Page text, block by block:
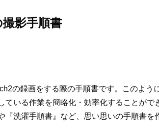
影手順書
の録画をする際の手順書です。このよう
いる作業を簡略化・効率化することがで
『洗濯手順書』など、思い思いの手順書を